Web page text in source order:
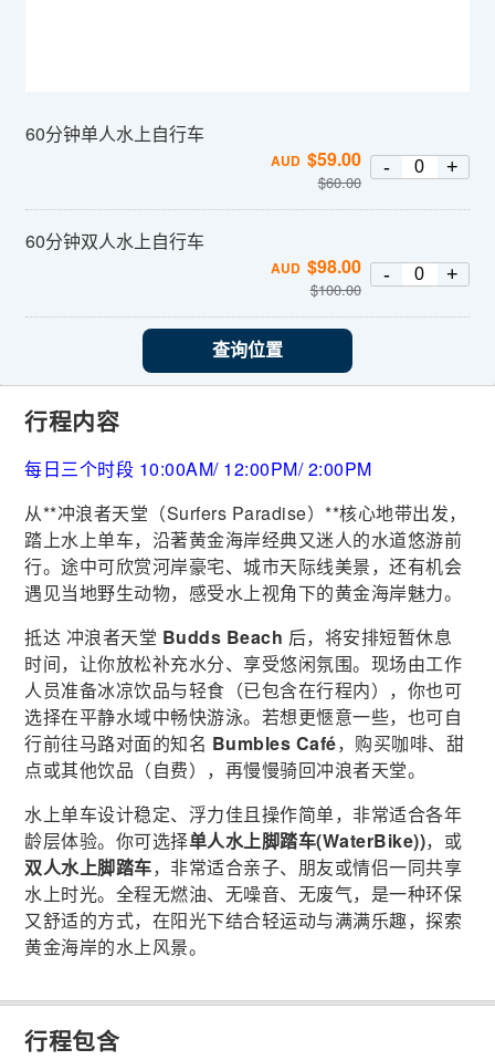
60分钟单人水上自行车
AUD $59.00
$60.00
- +
60分钟双人水上自行车
AUD $98.00
$100.00
- +
查询位置
行程内容
每日三个时段 10:00AM/ 12:00PM/ 2:00PM
从**冲浪者天堂（Surfers Paradise）**核心地带出发，
踏上水上单车，沿著黄金海岸经典又迷人的水道悠游前
行。途中可欣赏河岸豪宅、城市天际线美景，还有机会
遇见当地野生动物，感受水上视角下的黄金海岸魅力。
抵达 冲浪者天堂 Budds Beach 后，将安排短暂休息
时间，让你放松补充水分、享受悠闲氛围。现场由工作
人员准备冰凉饮品与轻食（已包含在行程内），你也可
选择在平静水域中畅快游泳。若想更愜意一些，也可自
行前往马路对面的知名 Bumbles Café，购买咖啡、甜
点或其他饮品（自费），再慢慢骑回冲浪者天堂。
水上单车设计稳定、浮力佳且操作简单，非常适合各年
龄层体验。你可选择单人水上脚踏车(WaterBike))，或
双人水上脚踏车，非常适合亲子、朋友或情侣一同共享
水上时光。全程无燃油、无噪音、无废气，是一种环保
又舒适的方式，在阳光下结合轻运动与满满乐趣，探索
黄金海岸的水上风景。
行程包含